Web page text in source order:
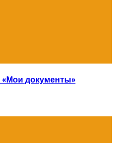
«Мои документы»